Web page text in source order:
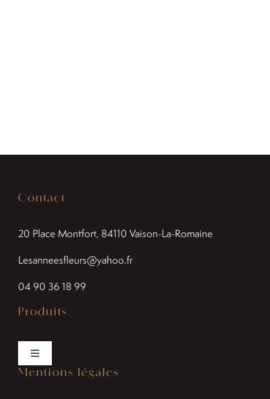
Contact
20 Place Montfort, 84110 Vaison-La-Romaine
Lesanneesfleurs@yahoo.fr
04 90 36 18 99
Produits
Toggle
Navigation
Mentions légales